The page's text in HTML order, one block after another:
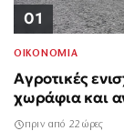
01
ΟΙΚΟΝΟΜΙΑ
Αγροτικές
χωράφια και
πριν από 22 ώρες